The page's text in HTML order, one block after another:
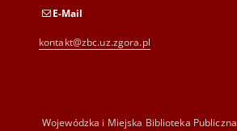
E-Mail
kontakt@zbc.uz.zgora.pl
Wojewódzka i Miejska Biblioteka Publiczna